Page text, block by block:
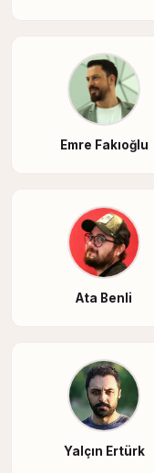
Emre Fakıoğlu
Ata Benli
Yalçın Ertürk